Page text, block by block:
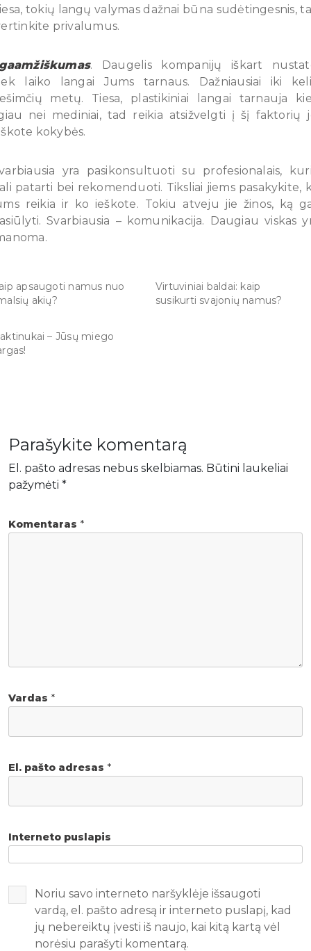
tokių langų valymas dažnai būna sudėtingesnis,
privalumus.
. Daugelis kompanijų iškart
laiko langai Jums tarnaus. Dažniausiai iki
metų. Tiesa, plastikiniai langai tarnauja
nei mediniai, tad reikia atsižvelgti į šį faktorių
kokybės.
yra pasikonsultuoti su profesionalais,
patarti bei rekomenduoti. Tiksliai jiems pasakykite,
reikia ir ko ieškote. Tokiu atveju jie žinos, ką
Svarbiausia – komunikacija. Daugiau viskas
apsaugoti namus nuo
akių?
Virtuviniai baldai: kaip
susikurti svajonių namus?
– Jūsų miego
Parašykite komentarą
El. pašto adresas nebus skelbiamas. Būtini laukeliai
pažymėti *
Komentaras *
Vardas *
El. pašto adresas *
Interneto puslapis
Noriu savo interneto naršyklėje išsaugoti
vardą, el. pašto adresą ir interneto puslapį, kad
jų nebereiktų įvesti iš naujo, kai kitą kartą vėl
norėsiu parašyti komentarą.